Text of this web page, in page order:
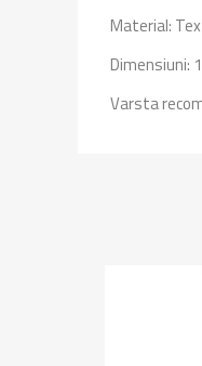
Material:
Dimensiuni:
Varsta